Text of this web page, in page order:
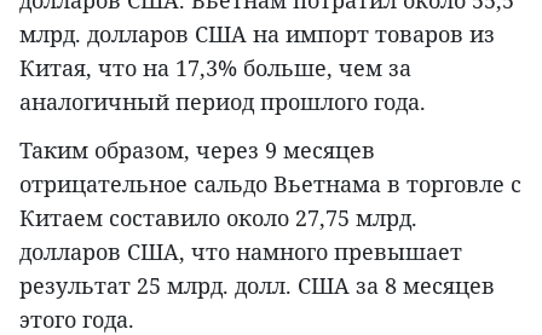
млрд. долларов США на импорт товаров из
Китая, что на 17,3% больше, чем за
аналогичный период прошлого года.
Таким образом, через 9 месяцев
отрицательное сальдо Вьетнама в торговле с
Китаем составило около 27,75 млрд.
долларов США, что намного превышает
результат 25 млрд. долл. США за 8 месяцев
этого года.